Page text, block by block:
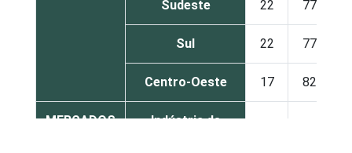
Sudeste 22 77
Sul 22 77
Centro-Oeste 17 82
MERCADOS
Indústria de